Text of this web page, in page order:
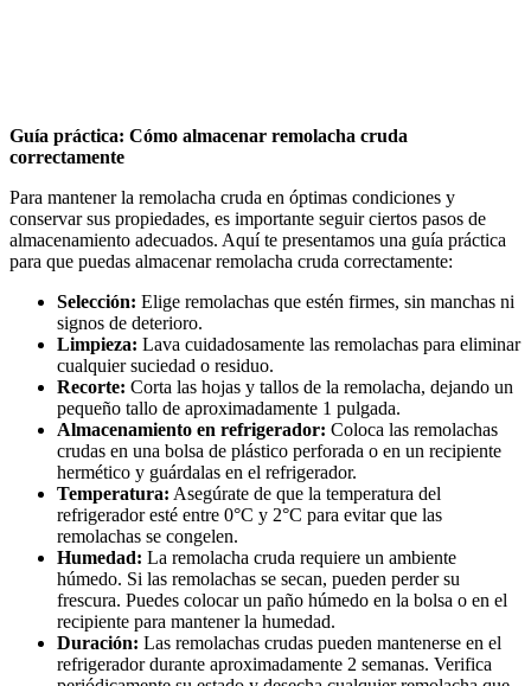
Guía práctica: Cómo almacenar remolacha cruda
correctamente
Para mantener la remolacha cruda en óptimas condiciones y
conservar sus propiedades, es importante seguir ciertos pasos de
almacenamiento adecuados. Aquí te presentamos una guía práctica
para que puedas almacenar remolacha cruda correctamente:
Selección: Elige remolachas que estén firmes, sin manchas ni
signos de deterioro.
Limpieza: Lava cuidadosamente las remolachas para eliminar
cualquier suciedad o residuo.
Recorte: Corta las hojas y tallos de la remolacha, dejando un
pequeño tallo de aproximadamente 1 pulgada.
Almacenamiento en refrigerador: Coloca las remolachas
crudas en una bolsa de plástico perforada o en un recipiente
hermético y guárdalas en el refrigerador.
Temperatura: Asegúrate de que la temperatura del
refrigerador esté entre 0°C y 2°C para evitar que las
remolachas se congelen.
Humedad: La remolacha cruda requiere un ambiente
húmedo. Si las remolachas se secan, pueden perder su
frescura. Puedes colocar un paño húmedo en la bolsa o en el
recipiente para mantener la humedad.
Duración: Las remolachas crudas pueden mantenerse en el
refrigerador durante aproximadamente 2 semanas. Verifica